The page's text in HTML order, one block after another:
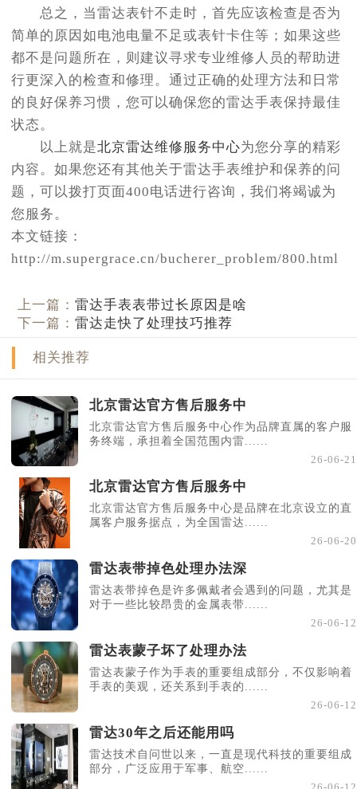
总之，当雷达表针不走时，首先应该检查是否为
简单的原因如电池电量不足或表针卡住等；如果这些
都不是问题所在，则建议寻求专业维修人员的帮助进
行更深入的检查和修理。通过正确的处理方法和日常
的良好保养习惯，您可以确保您的雷达手表保持最佳
状态。
以上就是北京雷达维修服务中心为您分享的精彩
内容。如果您还有其他关于雷达手表维护和保养的问
题，可以拨打页面400电话进行咨询，我们将竭诚为
您服务。
本文链接：
http://m.supergrace.cn/bucherer_problem/800.html
上一篇：雷达手表表带过长原因是啥
下一篇：雷达走快了处理技巧推荐
相关推荐
北京雷达官方售后服务中
北京雷达官方售后服务中心作为品牌直属的客户服
务终端，承担着全国范围内雷......
26-06-21
北京雷达官方售后服务中
北京雷达官方售后服务中心是品牌在北京设立的直
属客户服务据点，为全国雷达......
26-06-20
雷达表带掉色处理办法深
雷达表带掉色是许多佩戴者会遇到的问题，尤其是
对于一些比较昂贵的金属表带......
26-06-12
雷达表蒙子坏了处理办法
雷达表蒙子作为手表的重要组成部分，不仅影响着
手表的美观，还关系到手表的......
26-06-12
雷达30年之后还能用吗
雷达技术自问世以来，一直是现代科技的重要组成
部分，广泛应用于军事、航空......